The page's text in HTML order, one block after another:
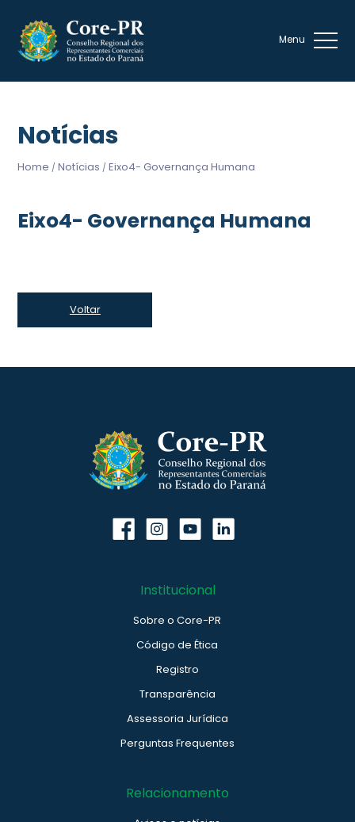
Notícias
Home / Notícias / Eixo4- Governança Humana
Eixo4- Governança Humana
Voltar
Institucional
Sobre o Core-PR
Código de Ética
Registro
Transparência
Assessoria Jurídica
Perguntas Frequentes
Relacionamento